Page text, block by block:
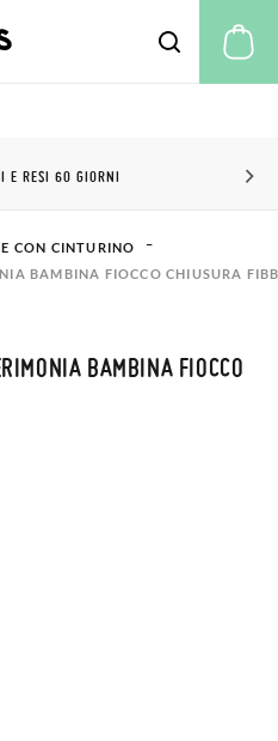
E RESI 60 GIORNI
CON CINTURINO
BAMBINA FIOCCO CHIUSURA
BAMBINA FIOCCO